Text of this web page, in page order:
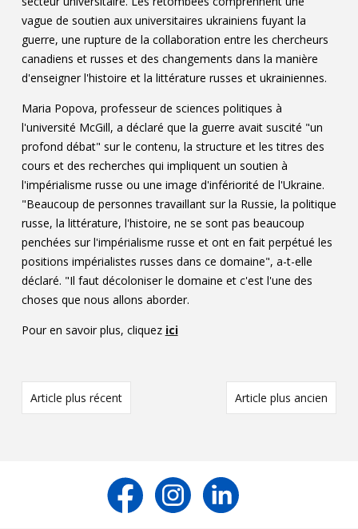
vague de soutien aux universitaires ukrainiens fuyant la
guerre, une rupture de la collaboration entre les chercheurs
canadiens et russes et des changements dans la manière
d'enseigner l'histoire et la littérature russes et ukrainiennes.
Maria Popova, professeur de sciences politiques à
l'université McGill, a déclaré que la guerre avait suscité "un
profond débat" sur le contenu, la structure et les titres des
cours et des recherches qui impliquent un soutien à
l'impérialisme russe ou une image d'infériorité de l'Ukraine.
"Beaucoup de personnes travaillant sur la Russie, la politique
russe, la littérature, l'histoire, ne se sont pas beaucoup
penchées sur l'impérialisme russe et ont en fait perpétué les
positions impérialistes russes dans ce domaine", a-t-elle
déclaré. "Il faut décoloniser le domaine et c'est l'une des
choses que nous allons aborder.
Pour en savoir plus, cliquez ici
Article plus ancien
Article plus récent